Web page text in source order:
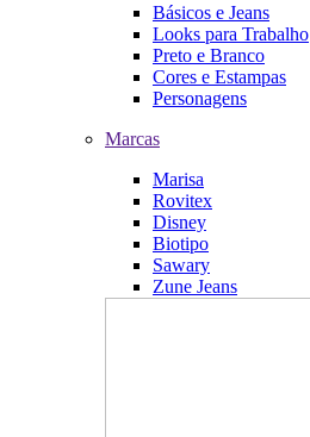
Básicos e Jeans
Looks para Trabalho
Preto e Branco
Cores e Estampas
Personagens
Marcas
Marisa
Rovitex
Disney
Biotipo
Sawary
Zune Jeans